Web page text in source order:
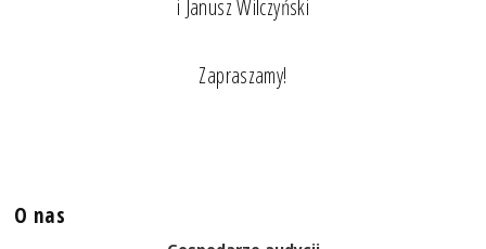
i Janusz Wilczyński
Zapraszamy!
O nas